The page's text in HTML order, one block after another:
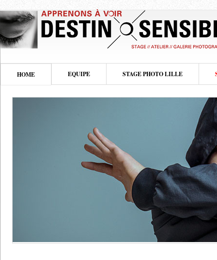
HOME EQUIPE STAGE PHOTO LILLE